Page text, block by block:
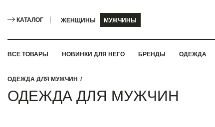
КАТАЛОГ ЖЕНЩИНЫ МУЖЧИНЫ
ВСЕ ТОВАРЫ НОВИНКИ ДЛЯ НЕГО БРЕНДЫ ОДЕЖДА
ОДЕЖДА ДЛЯ МУЖЧИН
ОДЕЖДА ДЛЯ МУЖЧИН